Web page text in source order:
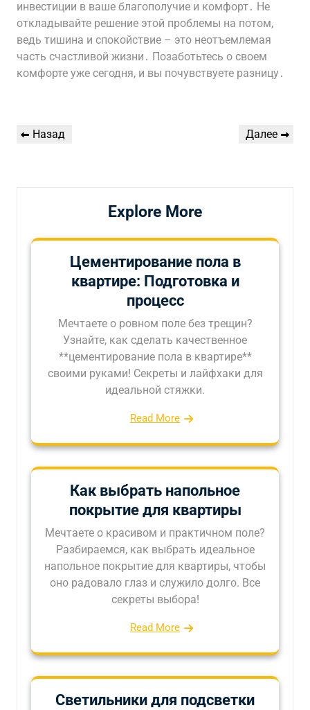
инвестиции в ваше благополучие и комфорт․ Не
откладывайте решение этой проблемы на потом,
ведь тишина и спокойствие – это неотъемлемая
часть счастливой жизни․ Позаботьтесь о своем
комфорте уже сегодня, и вы почувствуете разницу․
Навигация
Предыдущая
Назад
Следующая
Далее
Explore More
Цементирование пола в
квартире: Подготовка и
процесс
Мечтаете о ровном поле без трещин?
Узнайте, как сделать качественное
**цементирование пола в квартире**
своими руками! Секреты и лайфхаки для
идеальной стяжки.
Read More
Как выбрать напольное
покрытие для квартиры
Мечтаете о красивом и практичном поле?
Разбираемся, как выбрать идеальное
напольное покрытие для квартиры, чтобы
оно радовало глаз и служило долго. Все
секреты выбора!
Read More
Светильники для подсветки